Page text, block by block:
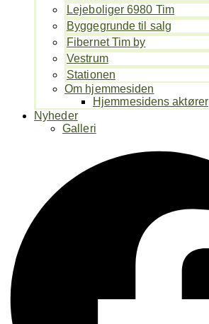
Lejeboliger 6980 Tim
Byggegrunde til salg
Fibernet Tim by
Vestrum
Stationen
Om hjemmesiden
Hjemmesidens aktører
Nyheder
Galleri